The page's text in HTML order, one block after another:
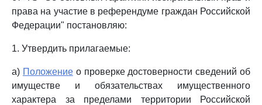
права на участие в референдуме граждан Российской
Федерации" постановляю:
1. Утвердить прилагаемые:
а) Положениео проверке достоверности сведений об
имуществе и обязательствах имущественного
характера за пределами территории Российской